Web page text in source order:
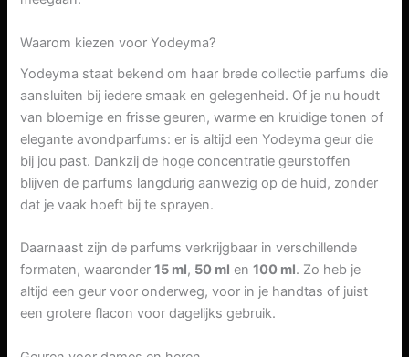
Waarom kiezen voor Yodeyma?
Yodeyma staat bekend om haar brede collectie parfums die
aansluiten bij iedere smaak en gelegenheid. Of je nu houdt
van bloemige en frisse geuren, warme en kruidige tonen of
elegante avondparfums: er is altijd een Yodeyma geur die
bij jou past. Dankzij de hoge concentratie geurstoffen
blijven de parfums langdurig aanwezig op de huid, zonder
dat je vaak hoeft bij te sprayen.
Daarnaast zijn de parfums verkrijgbaar in verschillende
formaten, waaronder15 ml, 50 ml en100 ml. Zo heb je
altijd een geur voor onderweg, voor in je handtas of juist
een grotere flacon voor dagelijks gebruik.